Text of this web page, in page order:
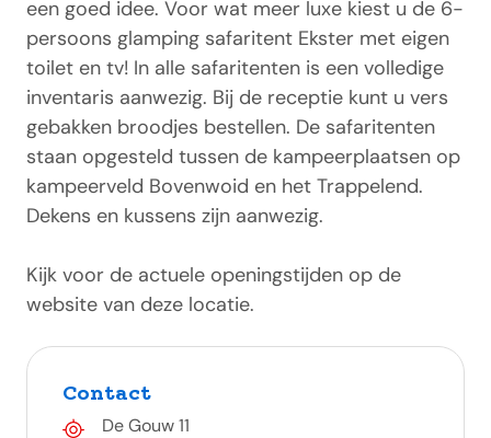
een goed idee. Voor wat meer luxe kiest u de 6-
persoons glamping safaritent Ekster met eigen
toilet en tv! In alle safaritenten is een volledige
inventaris aanwezig. Bij de receptie kunt u vers
gebakken broodjes bestellen. De safaritenten
staan opgesteld tussen de kampeerplaatsen op
kampeerveld Bovenwoid en het Trappelend.
Dekens en kussens zijn aanwezig.
Kijk voor de actuele openingstijden op de
website van deze locatie.
Contact
De Gouw 11